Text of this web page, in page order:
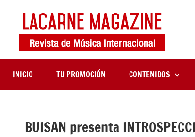
contenido
INICIO TU PROMOCIÓN CONTENIDOS
BUISAN presenta